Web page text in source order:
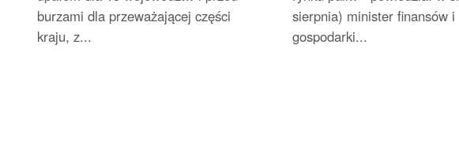
burzami dla przeważającej części
kraju, z...
sierpnia) minister finansów i
gospodarki...